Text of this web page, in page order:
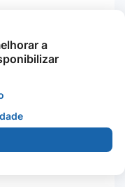
Municipal
- 2026
a